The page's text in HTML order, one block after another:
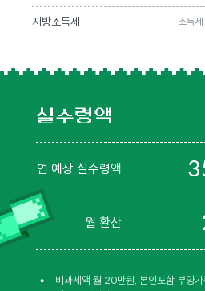
지방소득세 소득
실수령액
연 예상 실수령액
월 환산
•
비과세액 월 20만원, 본인포함 부양